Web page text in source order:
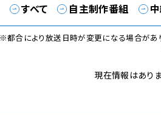
すべて 自主制作番組
都合により放送日時が変更になる場合があ
現在情報はあり